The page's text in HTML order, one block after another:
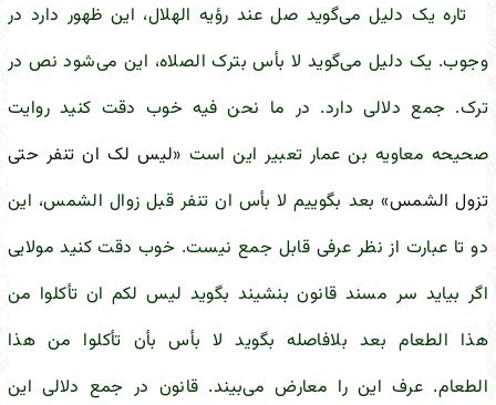
تاره یک دلیل می‌گوید صل عند رؤیه الهلال، این ظهور دارد در
وجوب. یک دلیل می‌گوید لا بأس بترک الصلاه، این می‌شود نص در
ترک. جمع دلالی دارد. در ما نحن فیه خوب دقت کنید روایت
صحیحه معاویه بن عمار تعبیر این است «لیس لک ان تنفر حتی
تزول الشمس»بعد بگوییم لا بأس ان تنفر قبل زوال الشمس، این
دو تا عبارت از نظر عرفی قابل جمع نیست. خوب دقت کنید مولایی
اگر بیاید سر مسند قانون بنشیند بگوید لیس لکم ان تأکلوا من
هذا الطعام بعد بلافاصله بگوید لا بأس بأن تأکلوا من هذا
الطعام. عرف این را معارض می‌بیند. قانون در جمع دلالی این